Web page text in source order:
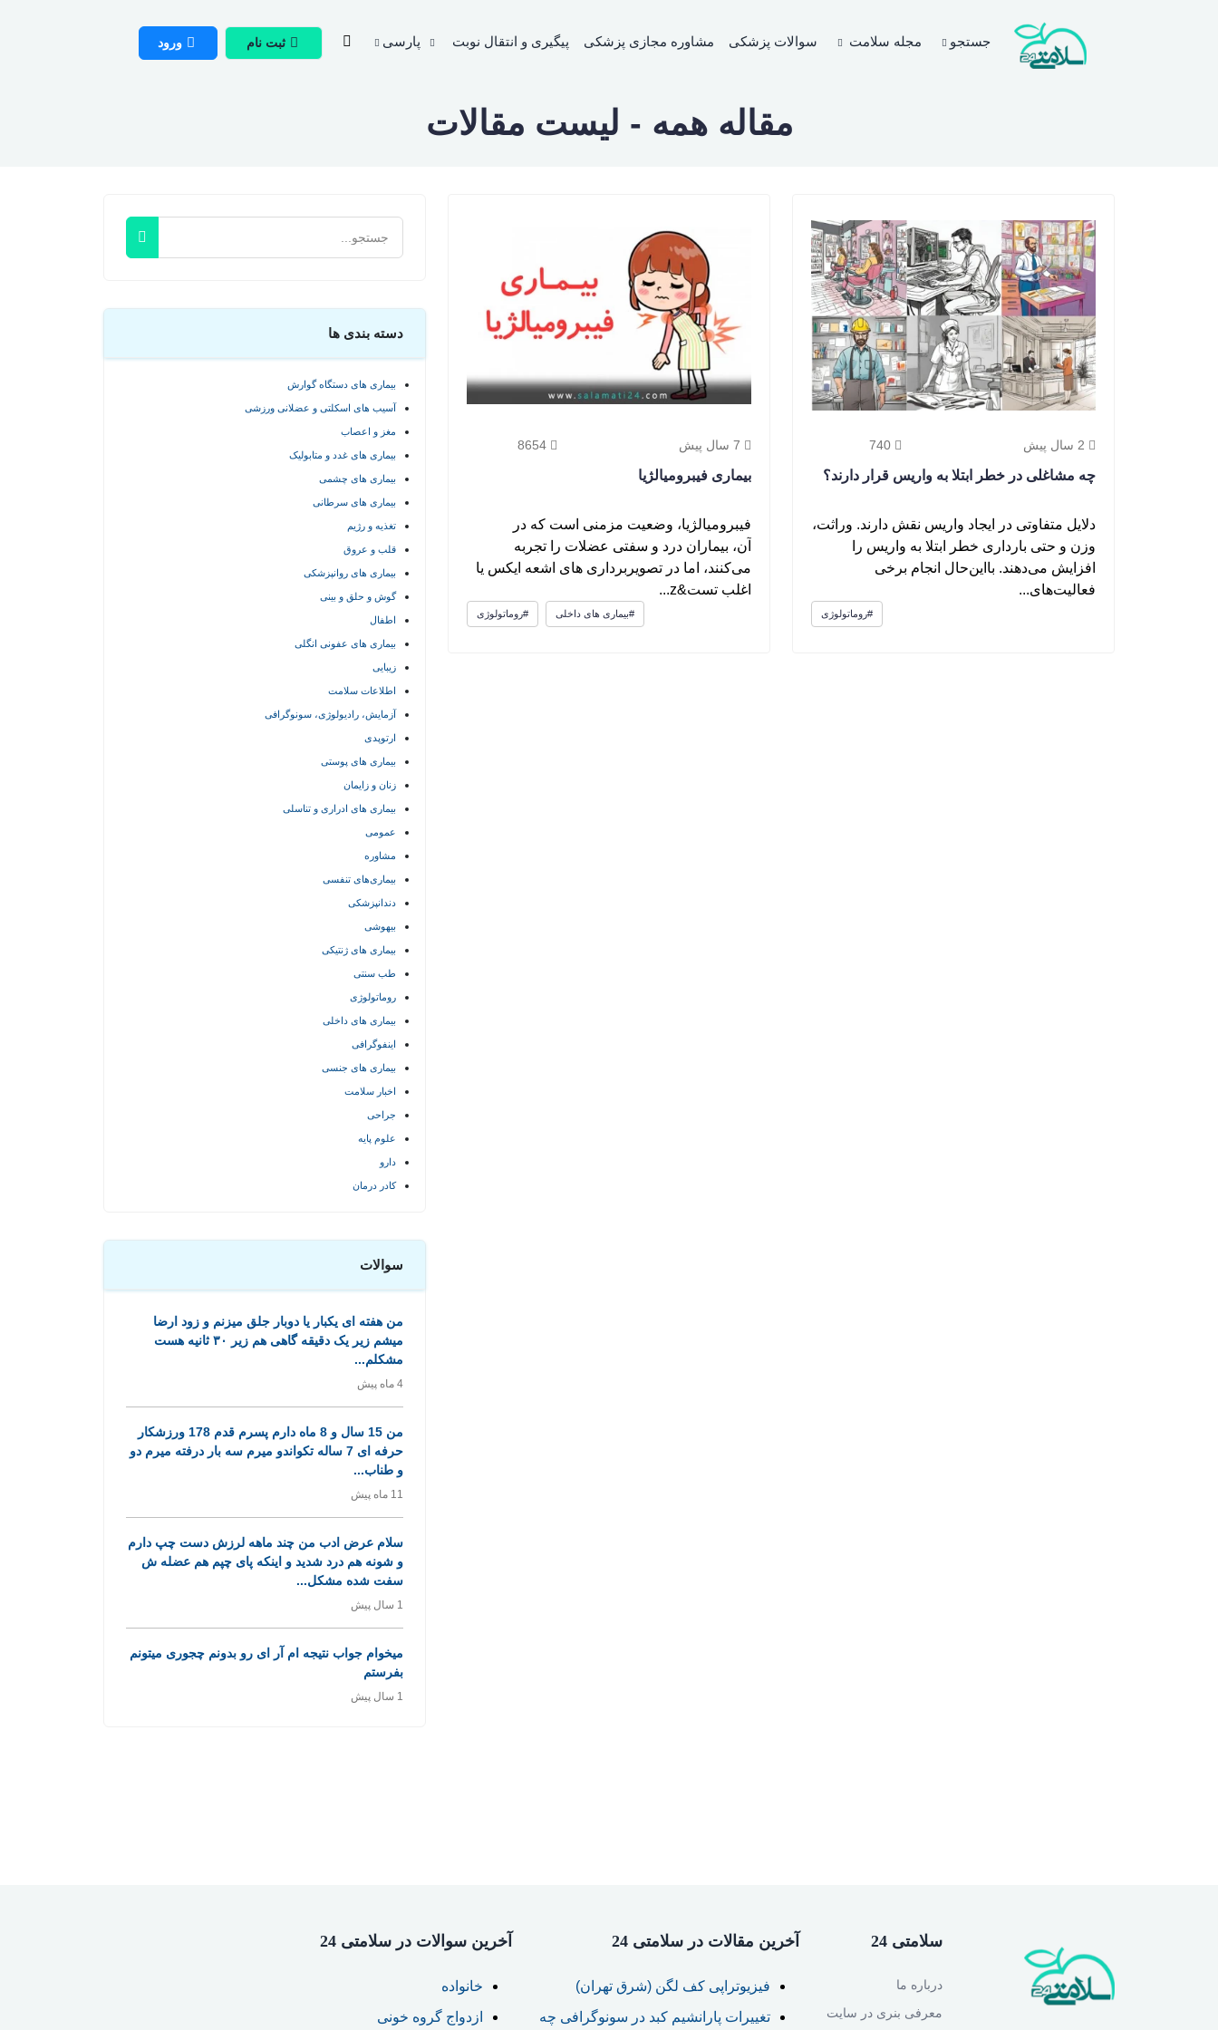
جستجو مجله سلامت سوالات پزشکی مشاوره مجازی پزشکی پیگیری و انتقال نوبت پارسی ثبت نام ورود
مقاله همه - لیست مقالات
2 سال پیش 740
چه مشاغلی در خطر ابتلا به واریس قرار دارند؟
دلایل متفاوتی در ایجاد واریس نقش دارند. وراثت،
وزن و حتی بارداری خطر ابتلا به واریس را
افزایش می‌دهند. بااین‌حال انجام برخی
فعالیت‌های...
#روماتولوژی
7 سال پیش 8654
بیماری فیبرومیالژیا
فیبرومیالژیا، وضعیت مزمنی است که در
آن، بیماران درد و سفتی عضلات را تجربه
می‌کنند، اما در تصویربرداری های اشعه‌ ایکس یا
اغلب تست&z...
#روماتولوژی #بیماری های داخلی
دسته بندی ها
بیماری های دستگاه گوارش
آسیب های اسکلتی و عضلانی ورزشی
مغز و اعصاب
بیماری های غدد و متابولیک
بیماری های چشمی
بیماری های سرطانی
تغذیه و رژیم
قلب و عروق
بیماری های روانپزشکی
گوش و حلق و بینی
اطفال
بیماری های عفونی انگلی
زیبایی
اطلاعات سلامت
آزمایش، رادیولوژی، سونوگرافی
ارتوپدی
بیماری های پوستی
زنان و زایمان
بیماری های ادراری و تناسلی
عمومی
مشاوره
بیماری‌های تنفسی
دندانپزشکی
بیهوشی
بیماری های ژنتیکی
طب سنتی
روماتولوژی
بیماری های داخلی
اینفوگرافی
بیماری های جنسی
اخبار سلامت
جراحی
علوم پایه
دارو
کادر درمان
سوالات
من هفته ای یکبار یا دوبار جلق میزنم و زود ارضا
میشم زیر یک دقیقه گاهی هم زیر ۳۰ ثانیه هست
مشکلم...
4 ماه پیش
من 15 سال و 8 ماه دارم پسرم قدم 178 ورزشکار
حرفه ای 7 ساله تکواندو میرم سه بار درفته میرم دو
و طناب...
11 ماه پیش
سلام عرض ادب من چند ماهه لرزش دست چپ دارم
و شونه هم درد شدید و اینکه پای چپم هم عضله ش
سفت شده مشکل...
1 سال پیش
میخوام جواب نتیجه ام آر ای رو بدونم چجوری میتونم
بفرستم
1 سال پیش
سلامتی 24
درباره ما
معرفی بنری در سایت
آخرین مقالات در سلامتی 24
فیزیوتراپی کف لگن (شرق تهران)
تغییرات پارانشیم کبد در سونوگرافی چه
آخرین سوالات در سلامتی 24
خانواده
ازدواج گروه خونی